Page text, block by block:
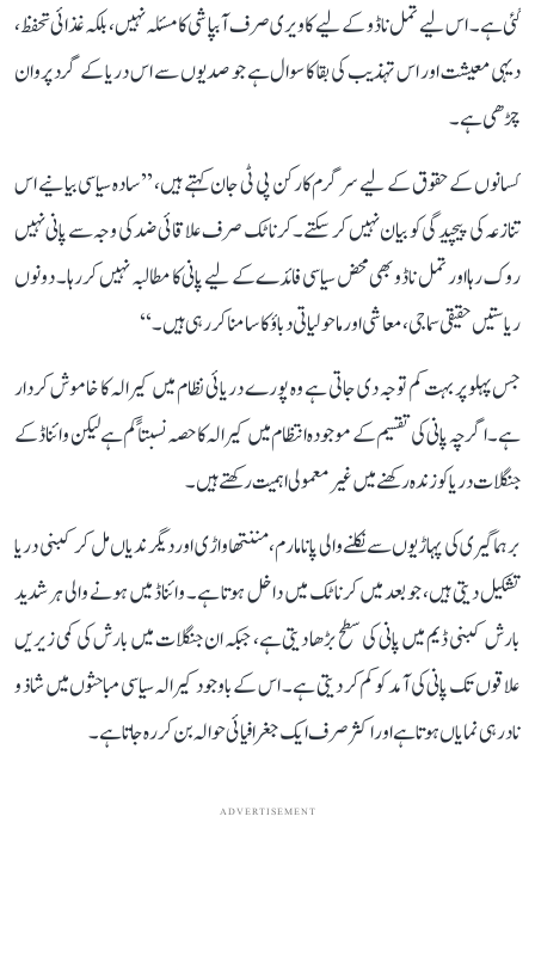
گئی ہے۔ اس لیے تمل ناڈو کے لیے کاویری صرف آبپاشی کا مسئلہ نہیں، بلکہ غذائی تحفظ،
دیہی معیشت اور اس تہذیب کی بقا کا سوال ہے جو صدیوں سے اس دریا کے گرد پروان
چڑھی ہے۔
کسانوں کے حقوق کے لیے سرگرم کارکن پی ٹی جان کہتے ہیں، ’’سادہ سیاسی بیانیے اس
تنازعہ کی پیچیدگی کو بیان نہیں کر سکتے۔ کرناٹک صرف علاقائی ضد کی وجہ سے پانی نہیں
روک رہا اور تمل ناڈو بھی محض سیاسی فائدے کے لیے پانی کا مطالبہ نہیں کر رہا۔ دونوں
ریاستیں حقیقی سماجی، معاشی اور ماحولیاتی دباؤ کا سامنا کر رہی ہیں۔‘‘
جس پہلو پر بہت کم توجہ دی جاتی ہے وہ پورے دریائی نظام میں کیرالہ کا خاموش کردار
ہے۔ اگرچہ پانی کی تقسیم کے موجودہ انتظام میں کیرالہ کا حصہ نسبتاً کم ہے لیکن وائناڈ کے
جنگلات دریا کو زندہ رکھنے میں غیر معمولی اہمیت رکھتے ہیں۔
برہماگیری کی پہاڑیوں سے نکلنے والی پانامارم، مننتھاواڑی اور دیگر ندیاں مل کر کبنی دریا
تشکیل دیتی ہیں، جو بعد میں کرناٹک میں داخل ہوتا ہے۔ وائناڈ میں ہونے والی ہر شدید
بارش کبنی ڈیم میں پانی کی سطح بڑھا دیتی ہے، جبکہ ان جنگلات میں بارش کی کمی زیریں
علاقوں تک پانی کی آمد کو کم کر دیتی ہے۔ اس کے باوجود کیرالہ سیاسی مباحثوں میں شاذ و
نادر ہی نمایاں ہوتا ہے اور اکثر صرف ایک جغرافیائی حوالہ بن کر رہ جاتا ہے۔
ADVERTISEMENT